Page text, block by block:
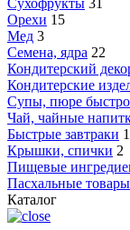
Сухофрукты 31
Орехи 15
Мед 3
Семена, ядра 22
Кондитерский
Кондитерские
Супы, пюре
Чай, чайные
Быстрые завтраки
Крышки, спички 2
Пищевые
Пасхальные товары
Каталог